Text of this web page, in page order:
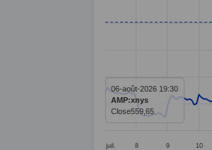
The chart has 1 Y
juil. 8 9 10
06-août-2026 19:30
AMP:xnys
Close559,65